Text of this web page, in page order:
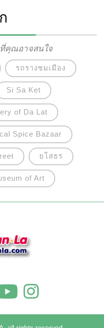
มกันได้เลย
คุณอาจสนใจ
รถรางชมเมือง
Si Sa Ket
of Da Lat
Spice Bazaar
ยโสธร
of Art